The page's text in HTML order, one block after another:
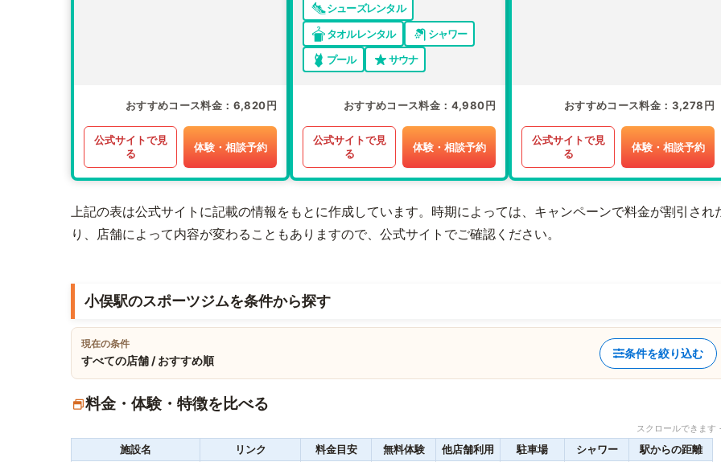
おすすめコース料金 6,820円
公式サイトで見
る
体験・相談予約
シューズレンタル
タオルレンタル
シャワー
プール
サウナ
おすすめコース料金 4,980円
公式サイトで見
る
体験・相談予約
おすすめコース料金 3,278円
公式サイトで見
る
体験・相談予約
上記の表は公式サイトに記載の情報をもとに作成しています。時期によっては、キャンペーンで料金が割引され
り、店舗によって内容が変わることもありますので、公式サイトでご確認ください。
小俣駅のスポーツジムを条件から探す
現在の条件
すべての店舗 / おすすめ順
条件を絞り込む
料金・体験・特徴を比べる
スクロールできま
施設名 リンク 料金目安 無料体験 他店舗利用 駐車場 シャワー 駅からの距離